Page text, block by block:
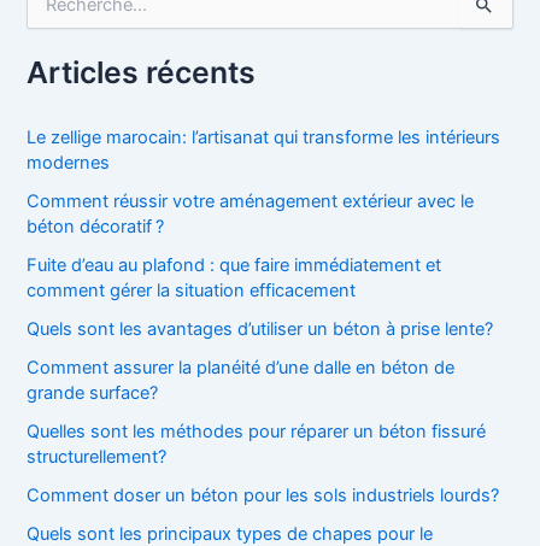
h
e
c
h
r
:
Articles récents
Le zellige marocain: l’artisanat qui transforme les intérieurs
modernes
Comment réussir votre aménagement extérieur avec le
béton décoratif ?
Fuite d’eau au plafond : que faire immédiatement et
comment gérer la situation efficacement
Quels sont les avantages d’utiliser un béton à prise lente?
Comment assurer la planéité d’une dalle en béton de
grande surface?
Quelles sont les méthodes pour réparer un béton fissuré
structurellement?
Comment doser un béton pour les sols industriels lourds?
Quels sont les principaux types de chapes pour le